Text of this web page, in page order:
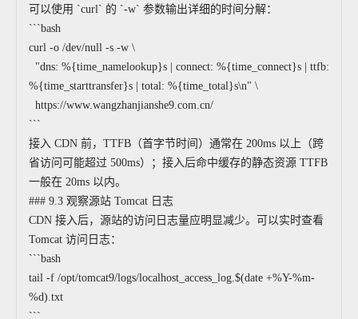
可以使用 `curl` 的 `-w` 参数输出详细的时间分解：
```bash
curl -o /dev/null -s -w \
"dns: %{time_namelookup}s | connect: %{time_connect}s | ttfb:
%{time_starttransfer}s | total: %{time_total}s\n" \
https://www.wangzhanjianshe9.com.cn/
```
接入 CDN 前，TTFB（首字节时间）通常在 200ms 以上（跨
省访问可能超过 500ms）；接入后命中缓存的静态资源 TTFB
一般在 20ms 以内。
### 9.3 观察源站 Tomcat 日志
CDN 接入后，源站的访问日志量应明显减少。可以实时查看
Tomcat 访问日志：
```bash
tail -f /opt/tomcat9/logs/localhost_access_log.$(date +%Y-%m-
%d).txt
```